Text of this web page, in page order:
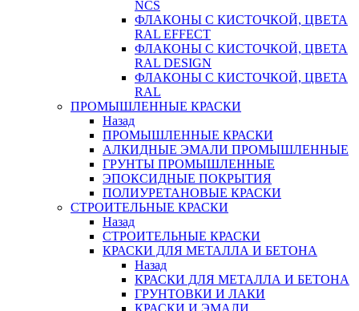
NCS
ФЛАКОНЫ С КИСТОЧКОЙ, ЦВЕТА
RAL EFFECT
ФЛАКОНЫ С КИСТОЧКОЙ, ЦВЕТА
RAL DESIGN
ФЛАКОНЫ С КИСТОЧКОЙ, ЦВЕТА
RAL
ПРОМЫШЛЕННЫЕ КРАСКИ
Назад
ПРОМЫШЛЕННЫЕ КРАСКИ
АЛКИДНЫЕ ЭМАЛИ ПРОМЫШЛЕННЫЕ
ГРУНТЫ ПРОМЫШЛЕННЫЕ
ЭПОКСИДНЫЕ ПОКРЫТИЯ
ПОЛИУРЕТАНОВЫЕ КРАСКИ
СТРОИТЕЛЬНЫЕ КРАСКИ
Назад
СТРОИТЕЛЬНЫЕ КРАСКИ
КРАСКИ ДЛЯ МЕТАЛЛА И БЕТОНА
Назад
КРАСКИ ДЛЯ МЕТАЛЛА И БЕТОНА
ГРУНТОВКИ И ЛАКИ
КРАСКИ И ЭМАЛИ